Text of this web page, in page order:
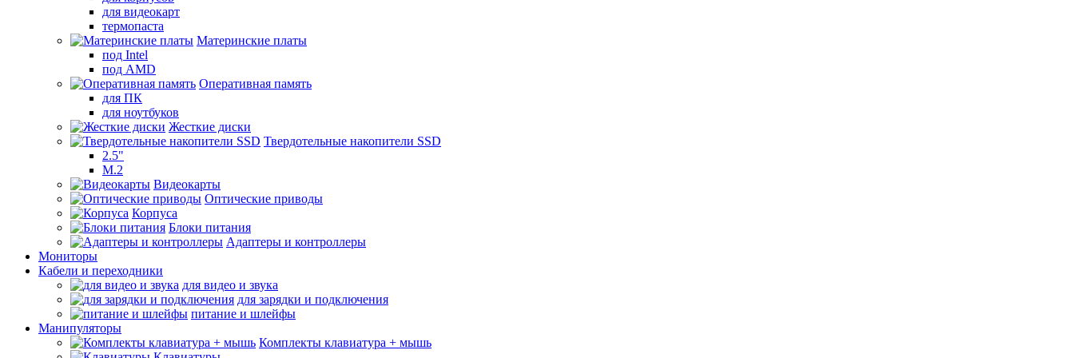
для видеокарт
термопаста
Материнские платы
под Intel
под AMD
Оперативная память
для ПК
для ноутбуков
Жесткие диски
Твердотельные накопители SSD
2.5"
M.2
Видеокарты
Оптические приводы
Корпуса
Блоки питания
Адаптеры и контроллеры
Мониторы
Кабели и переходники
для видео и звука
для зарядки и подключения
питание и шлейфы
Манипуляторы
Комплекты клавиатура + мышь